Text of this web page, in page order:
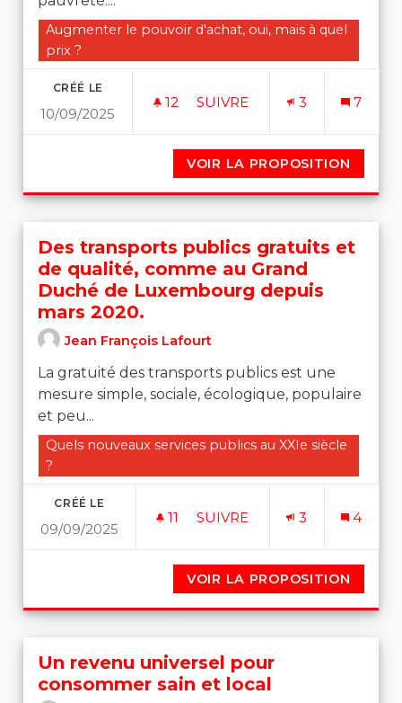
Filtrer les résultats de la catégorie : Augmenter le
Augmenter le pouvoir d'achat, oui, mais à quel
prix ?
CRÉÉ LE
10/09/2025
12 12 ABONNÉS
SUIVRE 3 7
VOIR LA PROPOSITION
Des transports publics gratuits et
de qualité, comme au Grand
Duché de Luxembourg depuis
mars 2020.
Jean François Lafourt
La gratuité des transports publics est une
mesure simple, sociale, écologique, populaire
et peu...
Filtrer les résultats de la catégorie : Quels nouveaux
Quels nouveaux services publics au XXIe siècle
?
CRÉÉ LE
09/09/2025
11 11 ABONNÉS
SUIVRE 3 4
VOIR LA PROPOSITION
Un revenu universel pour
consommer sain et local